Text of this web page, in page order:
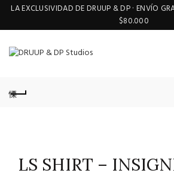
LA EXCLUSIVIDAD DE DRUUP & DP · ENVÍO
$80.000
LS SHIRT –